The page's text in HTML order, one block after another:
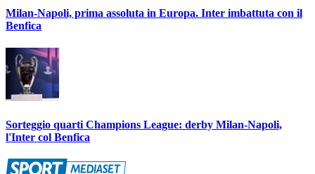
Milan-Napoli, prima assoluta in Europa. Inter imbattuta con il
Benfica
Sorteggio quarti Champions League: derby Milan-Napoli,
l'Inter col Benfica